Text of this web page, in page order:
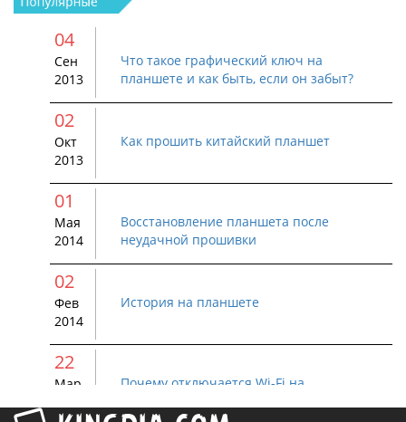
04
Сен
2013
Что такое графический ключ на
планшете и как быть, если он забыт?
02
Окт
2013
Как прошить китайский планшет
01
Мая
2014
Восстановление планшета после
неудачной прошивки
02
Фев
2014
История на планшете
22
Мар
Почему отключается Wi-Fi на